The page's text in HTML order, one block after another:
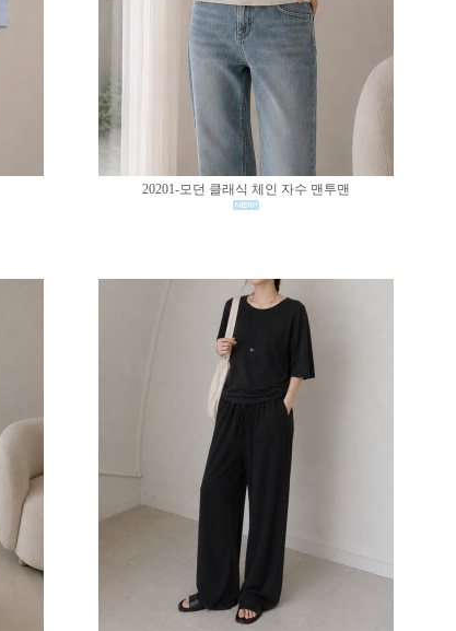
20201-모던 클래식 체인 자수 맨투맨